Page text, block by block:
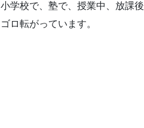
小学校で、塾で、授業中、放課
ゴロ転がっています。